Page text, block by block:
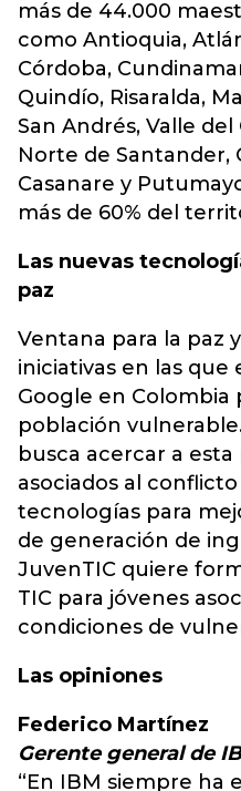
más de 44.000
como Antioquia,
Córdoba,
Quindío, Risaralda,
San Andrés, Valle
Norte de Santander,
Casanare y
más de 60% del
Las nuevas
paz
Ventana para la paz
iniciativas en las que
Google en
población
busca acercar a
asociados al
tecnologías para
de generación de
JuvenTIC quiere
TIC para jóvenes
condiciones de
Las opiniones
Federico Martínez
Gerente general de
“En IBM siempre ha